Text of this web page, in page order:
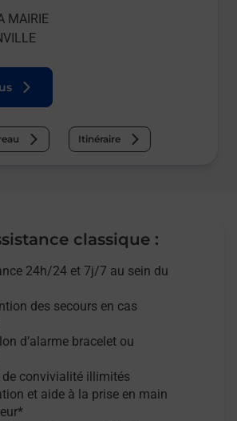
MAIRIE
Itinéraire
classique :
24h/24 et 7j/7 au sein du
des secours en cas
d’alarme bracelet ou
convivialité illimités
et aide à la prise en main